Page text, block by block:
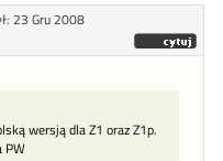
23 Gru 2008
wersją dla Z1 oraz Z1p.
PW